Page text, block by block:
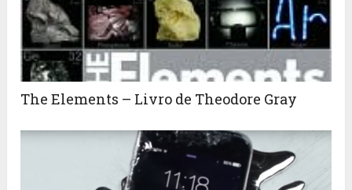
The Elements – Livro de Theodore Gray